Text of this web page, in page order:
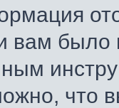
вам
что